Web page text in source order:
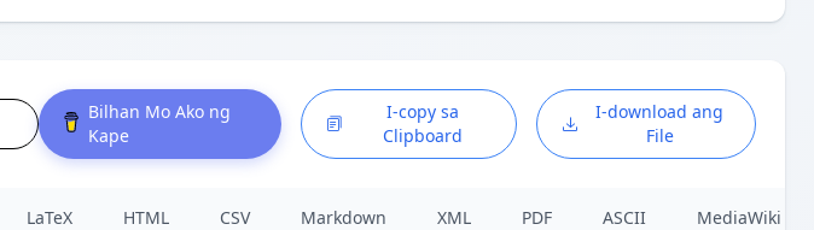
Bilhan Mo Ako ng
Kape
I-copy sa
Clipboard
I-download ang
File
LaTeX HTML CSV Markdown XML PDF ASCII MediaWiki